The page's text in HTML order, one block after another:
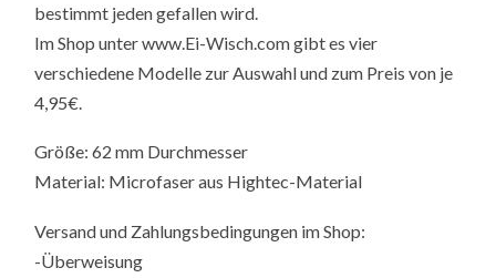
bestimmt jeden gefallen wird.
Im Shop unter www.Ei-Wisch.com gibt es vier
verschiedene Modelle zur Auswahl und zum Preis von je
4,95€.
Größe: 62 mm Durchmesser
Material: Microfaser aus Hightec-Material
Versand und Zahlungsbedingungen im Shop:
-Überweisung